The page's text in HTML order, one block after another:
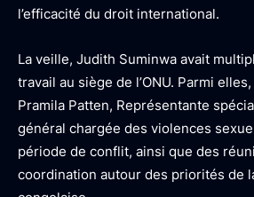
l’efficacité du droit international.
La veille, Judith Suminwa avait
travail au siège de l’ONU. Parmi
Pramila Patten, Représentante
général chargée des violences
période de conflit, ainsi que des
coordination autour des priorités de